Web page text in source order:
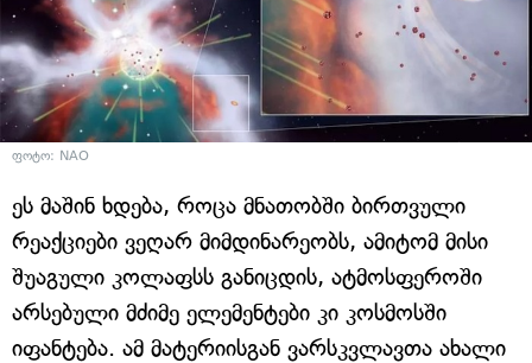
ფოტო: NAO
ეს მაშინ ხდება, როცა მნათობში ბირთვული
რეაქციები ვეღარ მიმდინარეობს, ამიტომ მისი
შუაგული კოლაფსს განიცდის, ატმოსფეროში
არსებული მძიმე ელემენტები კი კოსმოსში
იფანტება. ამ მატერიისგან ვარსკვლავთა ახალი